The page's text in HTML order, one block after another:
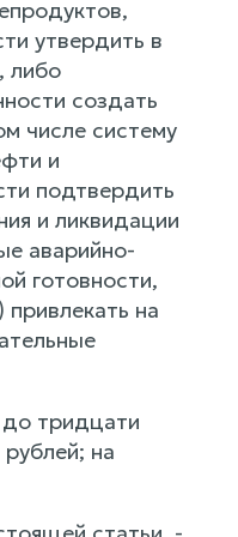
утвердить в
либо
создать
числе систему
и
подтвердить
и ликвидации
аварийно-
готовности,
на
тридцати
на